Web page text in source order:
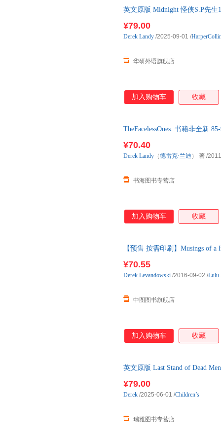
英文原版 Midnight 怪侠S.P先
¥79.00
华研外语旗舰店
Derek Landy /2025-09-01 /
加入购物车 收藏
TheFacelessOnes. 书籍非全新
¥70.40
书海图书专营店
Derek Landy （德雷克·兰迪 ） 著 /
加入购物车 收藏
【预售 按需印刷】Musings of a
¥70.55
中图图书旗舰店
Derek Levandowski /2016-09-02 /Lulu
加入购物车 收藏
英文原版 Last Stand of Dead
¥79.00
瑞雅图书专营店
Derek /2025-06-01 /Children’s